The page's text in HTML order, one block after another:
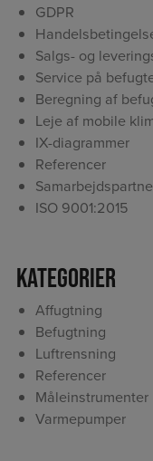
GDPR
Salgs- og
Service på
Beregning af
Leje af mobile
IX-diagrammer
Referencer
ISO 9001:2015
Kategorier
Affugtning
Befugtning
Luftrensning
Referencer
Måleinstrumenter
Varmepumper